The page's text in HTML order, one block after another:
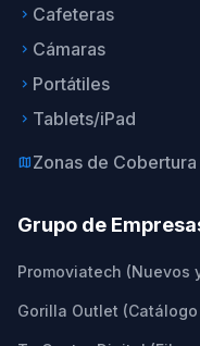
keyboard_arrow_right Cafeteras
keyboard_arrow_right Cámaras
keyboard_arrow_right Portátiles
keyboard_arrow_right Tablets/iPad
mapZonas de Cobertura
Grupo de
Promoviatech (Nuevos
Gorilla Outlet